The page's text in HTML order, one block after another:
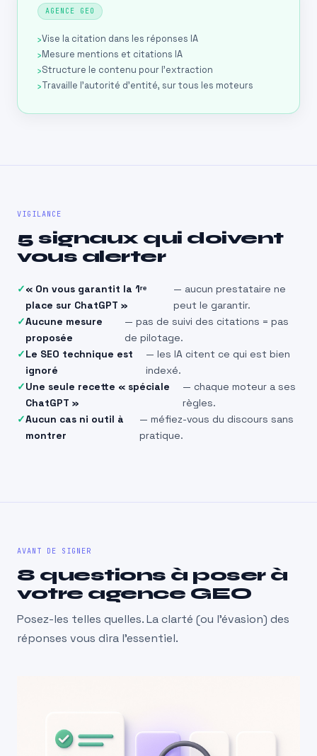
AGENCE GEO
Vise la citation dans les réponses IA
Mesure mentions et citations IA
Structure le contenu pour l’extraction
Travaille l’autorité d’entité, sur tous les moteurs
VIGILANCE
5 signaux qui doivent
vous alerter
« On vous garantit la 1ʳᵉ
place sur ChatGPT »
— aucun prestataire ne
peut le garantir.
Aucune mesure
proposée
— pas de suivi des citations = pas
de pilotage.
Le SEO technique est
ignoré
— les IA citent ce qui est bien
indexé.
Une seule recette « spéciale
ChatGPT »
— chaque moteur a ses
règles.
Aucun cas ni outil à
montrer
— méfiez-vous du discours sans
pratique.
AVANT DE SIGNER
8 questions à poser à
votre agence GEO
Posez-les telles quelles. La clarté (ou l’évasion) des
réponses vous dira l’essentiel.